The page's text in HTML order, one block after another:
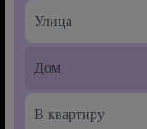
В квартиру